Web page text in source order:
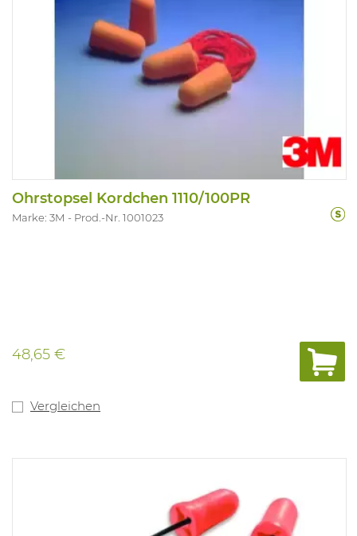
Ohrstopsel Kordchen 1110/100PR
Marke: 3M Prod.-Nr. 1001023
48,65 €
Vergleichen